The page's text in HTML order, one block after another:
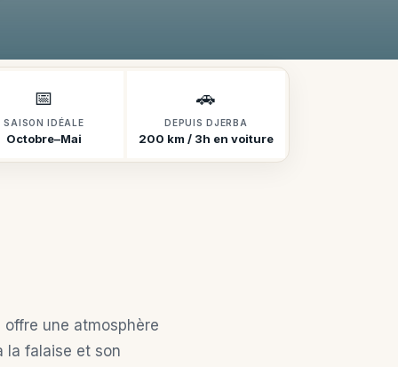
📅
SAISON IDÉALE
Octobre–Mai
🚗
DEPUIS DJERBA
200 km / 3h en voiture
une atmosphère
la falaise et son